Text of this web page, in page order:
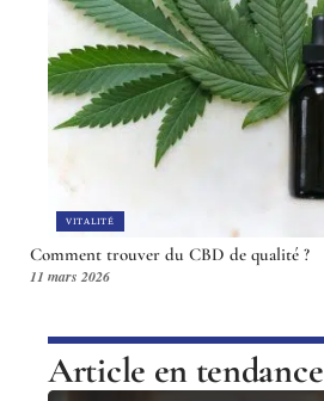
VITALITÉ
Comment trouver du CBD de qualité ?
11 mars 2026
Article en tendance